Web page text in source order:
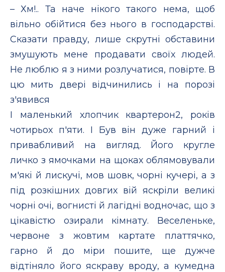
– Хм!.. Та наче нікого такого нема, щоб
вільно обійтися без нього в господарстві.
Сказати правду, лише скрутні обставини
змушують мене продавати своїх людей.
Не люблю я з ними розлучатися, повірте. В
цю мить двері відчинились і на порозі
з'явився
І маленький хлопчик квартерон2, років
чотирьох п'яти. І Був він дуже гарний і
привабливий на вигляд. Його кругле
личко з ямочками на щоках облямовували
м'які й лискучі, мов шовк, чорні кучері, а з
під розкішних довгих вій яскріли великі
чорні очі, вогнисті й лагідні водночас, що з
цікавістю озирали кімнату. Веселеньке,
червоне з жовтим картате платтячко,
гарно й до міри пошите, ще дужче
відтіняло його яскраву вроду, а кумедна